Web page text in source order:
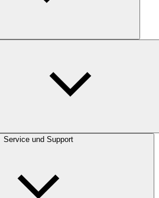
Service und Support